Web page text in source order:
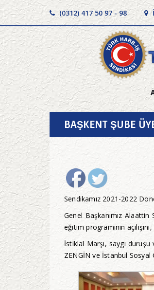
(0312) 417 50 97 - 98
BAŞKENT ŞUBE
Sendikamız 2021-2022
Genel Başkanımız Alaattin
eğitim programının
İstiklal Marşı, saygı
ZENGİN ve İstanbul Sosyal